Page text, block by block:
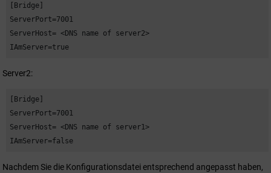
[Bridge]
ServerPort=7001
ServerHost= <DNS name of server2>
IAmServer=true
Server2:
[Bridge]
ServerPort=7001
ServerHost= <DNS name of server1>
IAmServer=false
Nachdem Sie die Konfigurationsdatei entsprechend angepasst haben,